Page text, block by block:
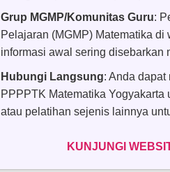
Grup MGMP/Komunitas Guru:
Pelajaran (MGMP) Matematika
informasi awal sering disebarkan
Hubungi Langsung: Anda
PPPPTK Matematika
atau pelatihan sejenis lainnya
KUNJUNGI